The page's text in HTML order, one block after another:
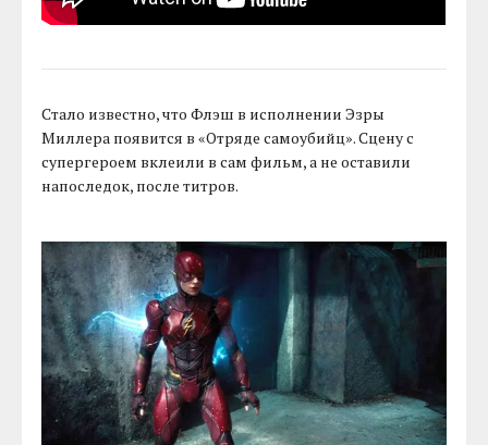
Стало известно, что Флэш в исполнении Эзры
Миллера появится в «Отряде самоубийц». Сцену с
супергероем вклеили в сам фильм, а не оставили
напоследок, после титров.